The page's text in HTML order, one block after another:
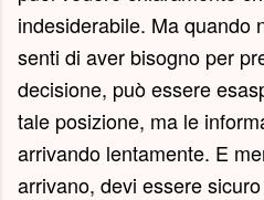
indesiderabile. Ma quando
senti di aver bisogno per
decisione, può essere
tale posizione, ma le
arrivando lentamente. E
arrivano, devi essere